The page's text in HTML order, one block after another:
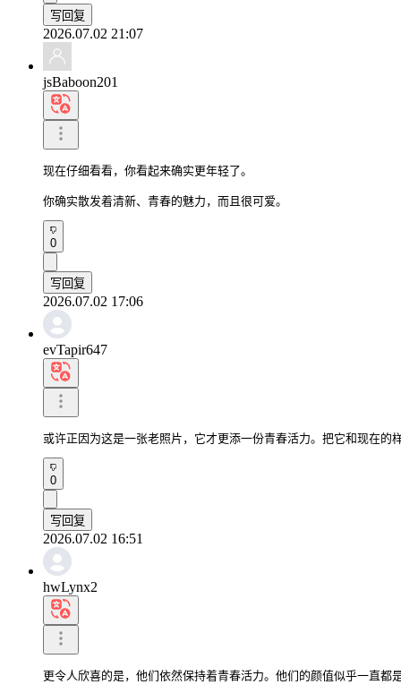
写回复
2026.07.02 21:07
jsBaboon201
现在仔细看看，你看起来确实更年轻了。
你确实散发着清新、青春的魅力，而且很可爱。
0
写回复
2026.07.02 17:06
evTapir647
或许正因为这是一张老照片，它才更添一份青春活力。把它和现在的
0
写回复
2026.07.02 16:51
hwLynx2
更令人欣喜的是，他们依然保持着青春活力。他们的颜值似乎一直都